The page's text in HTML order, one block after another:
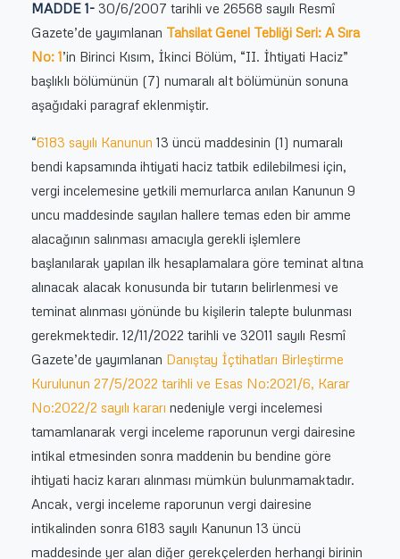
MADDE 1- 30/6/2007 tarihli ve 26568 sayılı Resmî
Gazete’de yayımlanan Tahsilat Genel Tebliği Seri: A Sıra
No: 1’in Birinci Kısım, İkinci Bölüm, “II. İhtiyati Haciz”
başlıklı bölümünün (7) numaralı alt bölümünün sonuna
aşağıdaki paragraf eklenmiştir.
“6183 sayılı Kanunun 13 üncü maddesinin (1) numaralı
bendi kapsamında ihtiyati haciz tatbik edilebilmesi için,
vergi incelemesine yetkili memurlarca anılan Kanunun 9
uncu maddesinde sayılan hallere temas eden bir amme
alacağının salınması amacıyla gerekli işlemlere
başlanılarak yapılan ilk hesaplamalara göre teminat altına
alınacak alacak konusunda bir tutarın belirlenmesi ve
teminat alınması yönünde bu kişilerin talepte bulunması
gerekmektedir. 12/11/2022 tarihli ve 32011 sayılı Resmî
Gazete’de yayımlanan Danıştay İçtihatları Birleştirme
Kurulunun 27/5/2022 tarihli ve Esas No:2021/6, Karar
No:2022/2 sayılı kararı nedeniyle vergi incelemesi
tamamlanarak vergi inceleme raporunun vergi dairesine
intikal etmesinden sonra maddenin bu bendine göre
ihtiyati haciz kararı alınması mümkün bulunmamaktadır.
Ancak, vergi inceleme raporunun vergi dairesine
intikalinden sonra 6183 sayılı Kanunun 13 üncü
maddesinde yer alan diğer gerekçelerden herhangi birinin